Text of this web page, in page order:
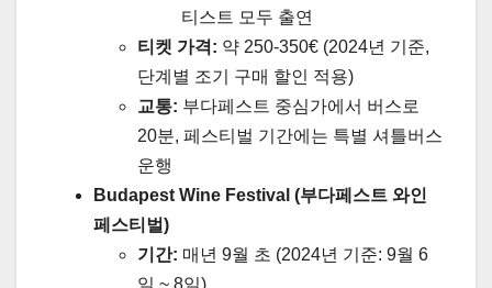
티스트 모두 출연
티켓 가격: 약 250-350€ (2024년 기준,
단계별 조기 구매 할인 적용)
교통: 부다페스트 중심가에서 버스로
20분, 페스티벌 기간에는 특별 셔틀버스
운행
Budapest Wine Festival (부다페스트 와인
페스티벌)
기간: 매년 9월 초 (2024년 기준: 9월 6
일 ~ 8일)